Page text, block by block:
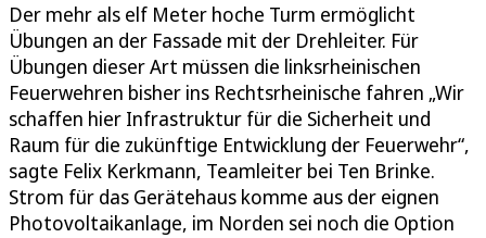
Der mehr als elf Meter hoche Turm ermöglicht
Übungen an der Fassade mit der Drehleiter. Für
Übungen dieser Art müssen die linksrheinischen
Feuerwehren bisher ins Rechtsrheinische fahren „Wir
schaffen hier Infrastruktur für die Sicherheit und
Raum für die zukünftige Entwicklung der Feuerwehr“,
sagte Felix Kerkmann, Teamleiter bei Ten Brinke.
Strom für das Gerätehaus komme aus der eignen
Photovoltaikanlage, im Norden sei noch die Option